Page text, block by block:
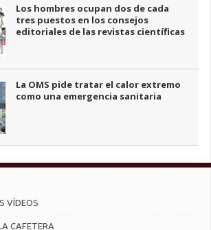
Los hombres ocupan dos de cada
tres puestos en los consejos
editoriales de las revistas científicas
La OMS pide tratar el calor extremo
como una emergencia sanitaria
VÍDEOS
CAFETERA